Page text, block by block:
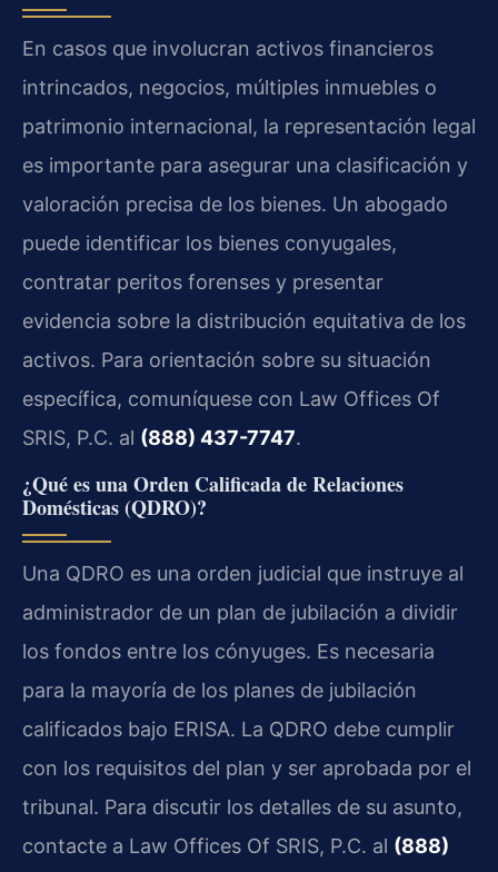
En casos que involucran activos financieros
intrincados, negocios, múltiples inmuebles o
patrimonio internacional, la representación legal
es importante para asegurar una clasificación y
valoración precisa de los bienes. Un abogado
puede identificar los bienes conyugales,
contratar peritos forenses y presentar
evidencia sobre la distribución equitativa de los
activos. Para orientación sobre su situación
específica, comuníquese con Law Offices Of
SRIS, P.C. al (888) 437-7747.
¿Qué es una Orden Calificada de Relaciones
Domésticas (QDRO)?
Una QDRO es una orden judicial que instruye al
administrador de un plan de jubilación a dividir
los fondos entre los cónyuges. Es necesaria
para la mayoría de los planes de jubilación
calificados bajo ERISA. La QDRO debe cumplir
con los requisitos del plan y ser aprobada por el
tribunal. Para discutir los detalles de su asunto,
contacte a Law Offices Of SRIS, P.C. al (888)